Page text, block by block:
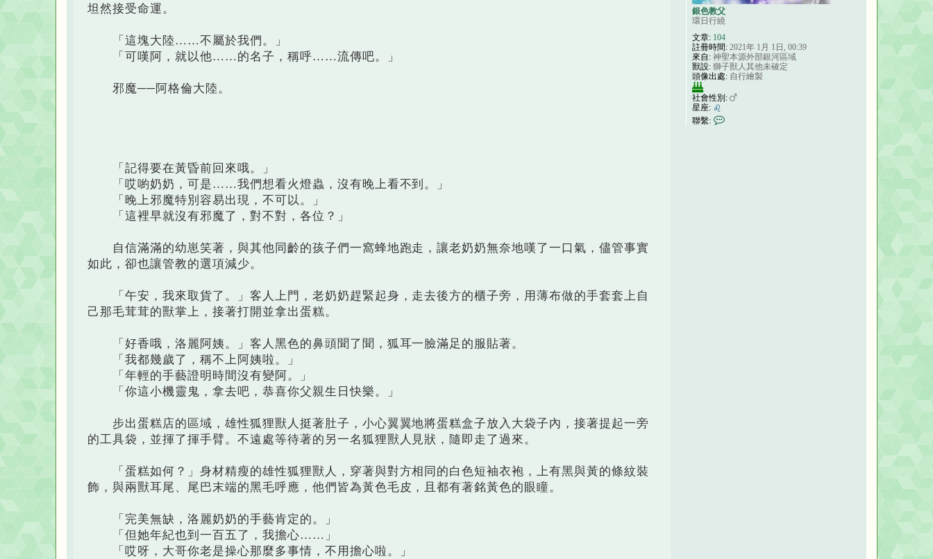
銀色教父
環日行繞
文章: 104
註冊時間:2021年 1月 1日, 00:39
來自:神聖本源外部銀河區域
獸設:獅子獸人其他未確定
頭像出處:自行繪製
t
’
s
m
社會性別:
星座:
聯繫:
坦然接受命運。
「這塊大陸……不屬於我們。」
「可嘆阿，就以他……的名子，稱呼……流傳吧。」
邪魔──阿格倫大陸。
「記得要在黃昏前回來哦。」
「哎喲奶奶，可是……我們想看火燈蟲，沒有晚上看不到。」
「晚上邪魔特別容易出現，不可以。」
「這裡早就沒有邪魔了，對不對，各位？」
自信滿滿的幼崽笑著，與其他同齡的孩子們一窩蜂地跑走，讓老奶奶無奈地嘆了一口氣，儘管事實
如此，卻也讓管教的選項減少。
「午安，我來取貨了。」客人上門，老奶奶趕緊起身，走去後方的櫃子旁，用薄布做的手套套上自
己那毛茸茸的獸掌上，接著打開並拿出蛋糕。
「好香哦，洛麗阿姨。」客人黑色的鼻頭聞了聞，狐耳一臉滿足的服貼著。
「我都幾歲了，稱不上阿姨啦。」
「年輕的手藝證明時間沒有變阿。」
「你這小機靈鬼，拿去吧，恭喜你父親生日快樂。」
步出蛋糕店的區域，雄性狐狸獸人挺著肚子，小心翼翼地將蛋糕盒子放入大袋子內，接著提起一旁
的工具袋，並揮了揮手臂。不遠處等待著的另一名狐狸獸人見狀，隨即走了過來。
「蛋糕如何？」身材精瘦的雄性狐狸獸人，穿著與對方相同的白色短袖衣袍，上有黑與黃的條紋裝
飾，與兩獸耳尾、尾巴末端的黑毛呼應，他們皆為黃色毛皮，且都有著銘黃色的眼瞳。
「完美無缺，洛麗奶奶的手藝肯定的。」
「但她年紀也到一百五了，我擔心……」
「哎呀，大哥你老是操心那麼多事情，不用擔心啦。」